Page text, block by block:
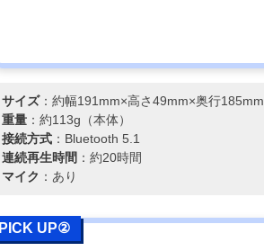
サイズ：約幅191mm×高さ49mm×奥行185mm
重量：約113g（本体）
接続方式：Bluetooth 5.1
連続再生時間 ：約20時間
マイク ：あり
PICK UP②